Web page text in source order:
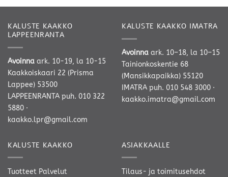
KALUSTE KAAKKO
LAPPEENRANTA
Avoinna ark. 10-19, la 10-15
Kaakkoiskaari 22 (Prisma
Lappee) 53500
LAPPEENRANTA puh. 010 322
5880 ·
kaakko.lpr@gmail.com
KALUSTE KAAKKO IMATRA
Avoinna ark. 10–18, la 10–15
Tainionkoskentie 68
(Mansikkapaikka) 55120
IMATRA puh. 010 548 3000 ·
kaakko.imatra@gmail.com
KALUSTE KAAKKO
Tuotteet Palvelut
ASIAKKAALLE
Tilaus- ja toimitusehdot